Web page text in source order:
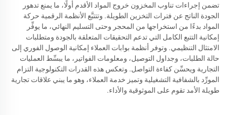
تضمن إجراءات تناوب المخزون خروج المواد الأقدم أولًا، ما يمنع تدهور
الجودة الناتج عن فترات التخزين الطويلة. وتتتبَّع الأنظمة الرقمية حركة
المواد بدءًا من استخراجها من المحجر وحتى التسليم النهائي، ما يوفِّر
إمكانية التتبع الكامل التي تدعم التحقيقات المتعلقة بالجودة ومتطلبات
الامتثال التنظيمي. وتوفر أنظمة بوابات العملاء إمكانية الوصول الفوري إلى
حالة الطلبات، وجداول التوصيل، ومعلومات الفواتير، ما يبسِّط العمليات
التجارية ويحسِّن كفاءة التواصل. وتعكس هذه القدرات التكنولوجية التزام
المورِّد بالشفافية التشغيلية وتميز خدمة العملاء، وهو ما يبني علاقات تجارية
طويلة الأمد تقوم على الموثوقية والأداء.